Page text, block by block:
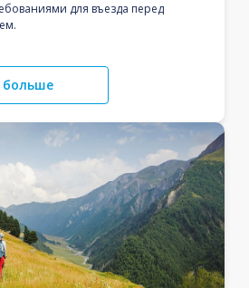
для въезда перед
больше